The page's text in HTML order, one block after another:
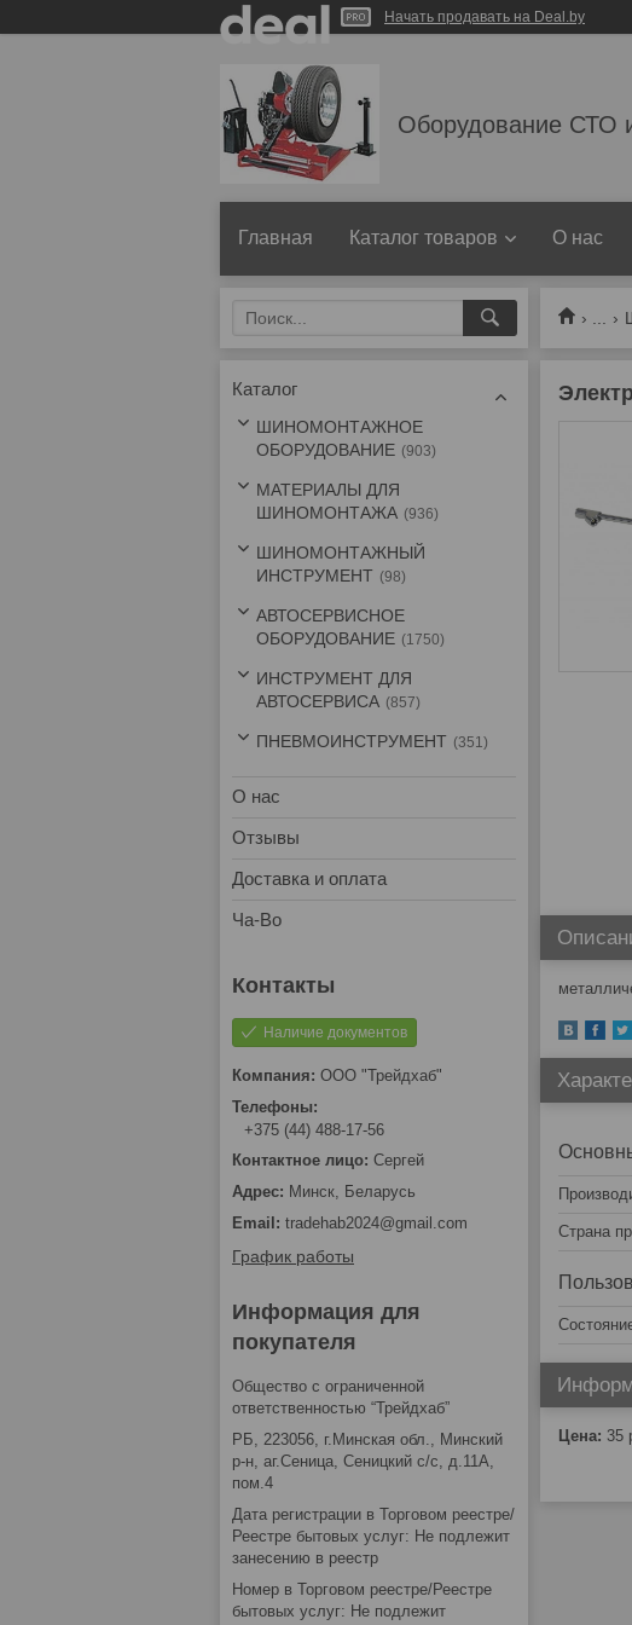
Начать продавать на Deal.by
Оборудование СТО
Главная Каталог товаров О нас
Страна
Цена: 35
Каталог
ШИНОМОНТАЖНОЕ
ОБОРУДОВАНИЕ
903
МАТЕРИАЛЫ ДЛЯ
ШИНОМОНТАЖА
936
ШИНОМОНТАЖНЫЙ
ИНСТРУМЕНТ
98
АВТОСЕРВИСНОЕ
ОБОРУДОВАНИЕ
1750
ИНСТРУМЕНТ ДЛЯ
АВТОСЕРВИСА
857
ПНЕВМОИНСТРУМЕНТ 351
О нас
Отзывы
Доставка и оплата
Ча-Во
Наличие документов
ООО "Трейдхаб"
+375 (44) 488-17-56
Сергей
Минск, Беларусь
tradehab2024@gmail.com
График работы
Информация для
покупателя
Общество с ограниченной
ответственностью “Трейдхаб”
РБ, 223056, г.Минская обл., Минский
р-н, аг.Сеница, Сеницкий с/с, д.11А,
пом.4
Дата регистрации в Торговом реестре/
Реестре бытовых услуг: Не подлежит
занесению в реестр
Номер в Торговом реестре/Реестре
бытовых услуг: Не подлежит